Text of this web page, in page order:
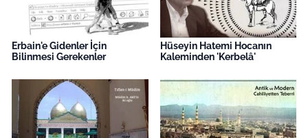
Erbain'e Gidenler İçin
Bilinmesi Gerekenler
Hüseyin Hatemi Hocanın
Kaleminden 'Kerbelâ'